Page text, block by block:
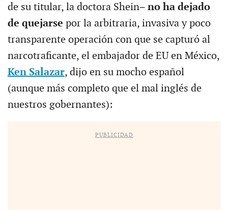
de su titular, la doctora Shein−no ha dejado
de quejarse por la arbitraria, invasiva y poco
transparente operación con que se capturó al
narcotraficante, el embajador de EU en México,
Ken Salazar, dijo en su mocho español
(aunque más completo que el mal inglés de
nuestros gobernantes):
PUBLICIDAD